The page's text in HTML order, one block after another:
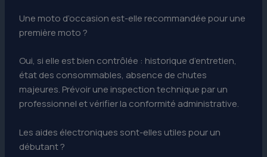
Une moto d’occasion est-elle recommandée pour une
première moto ?
Oui, si elle est bien contrôlée : historique d’entretien,
état des consommables, absence de chutes
majeures. Prévoir une inspection technique par un
professionnel et vérifier la conformité administrative.
Les aides électroniques sont-elles utiles pour un
débutant ?